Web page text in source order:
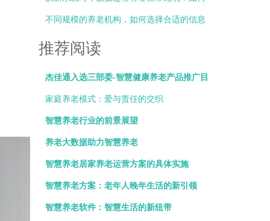
避免？
不同规模的养老机构，如何选择合适的信息
化部署方式？
推荐阅读
杰佳通入选三部委-智慧健康养老产品推广目
录
家庭养老模式：爱与责任的交织
智慧养老行业的前景展望
养老大数据助力智慧养老
智慧养老居家养老运营方案的具体实施
智慧养老方案：老年人晚年生活的新引领
智慧养老软件：智慧生活的新纽带